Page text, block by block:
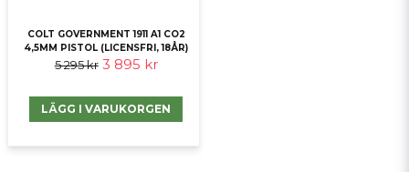
COLT GOVERNMENT 1911 A1 CO2
4,5MM PISTOL (LICENSFRI, 18ÅR)
5 295 kr 3 895 kr
LÄGG I VARUKORGEN